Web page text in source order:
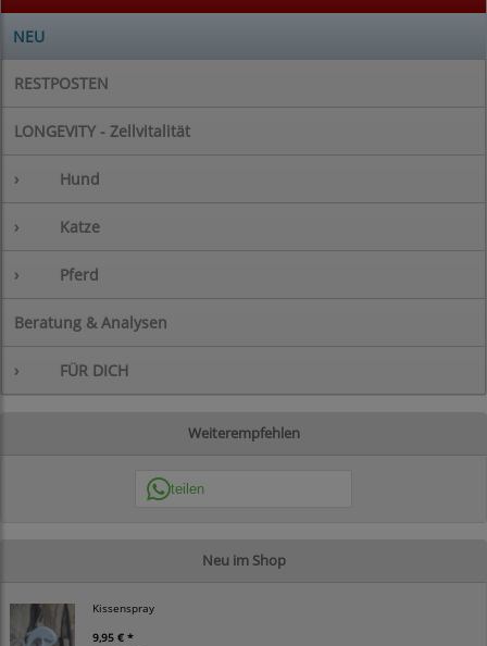
NEU
RESTPOSTEN
LONGEVITY - Zellvitalität
› Hund
› Katze
› Pferd
Beratung & Analysen
› FÜR DICH
Weiterempfehlen
teilen
Neu im Shop
Kissenspray
9,95 € *